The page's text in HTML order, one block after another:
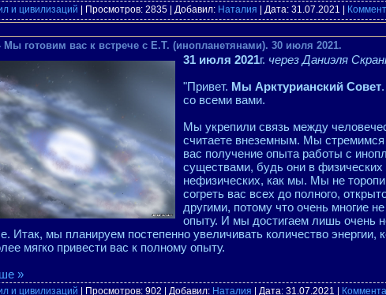
и цивилизаций | Просмотров: 2835 | Добавил: Наталия | Дата: 31.07.2021
Мы готовим вас к встрече с Е.Т. (инопланетянами). 30 июля 2021.
31 июля 2021г. через Даниэля
"Привет. Мы Арктурианский Совет
со всеми вами.
Мы укрепили связь между
считаете внеземным. Мы стремимся
вас получение опыта работы с
существами, будь они в физических
нефизических, как мы. Мы не
согреть вас всех до полного,
другими, потому что очень многие
опыту. И мы достигаем лишь очень
Итак, мы планируем постепенно увеличивать количество
мягко привести вас к полному опыту.
»
и цивилизаций | Просмотров: 902 | Добавил: Наталия | Дата: 31.07.2021